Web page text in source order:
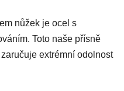
nůžek je ocel s
Toto naše přísně
extrémní odolnost